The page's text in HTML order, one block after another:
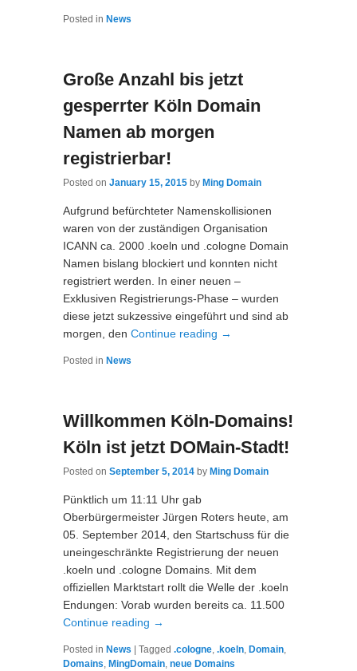
Posted in News
Große Anzahl bis jetzt
gesperrter Köln Domain
Namen ab morgen
registrierbar!
Posted on January 15, 2015 by Ming Domain
Aufgrund befürchteter Namenskollisionen
waren von der zuständigen Organisation
ICANN ca. 2000 .koeln und .cologne Domain
Namen bislang blockiert und konnten nicht
registriert werden. In einer neuen –
Exklusiven Registrierungs-Phase – wurden
diese jetzt sukzessive eingeführt und sind ab
morgen, den Continue reading →
Posted in News
Willkommen Köln-Domains!
Köln ist jetzt DOMain-Stadt!
Posted on September 5, 2014 by Ming Domain
Pünktlich um 11:11 Uhr gab
Oberbürgermeister Jürgen Roters heute, am
05. September 2014, den Startschuss für die
uneingeschränkte Registrierung der neuen
.koeln und .cologne Domains. Mit dem
offiziellen Marktstart rollt die Welle der .koeln
Endungen: Vorab wurden bereits ca. 11.500
Continue reading →
Posted in News Tagged .cologne, .koeln, Domain,
Domains, MingDomain, neue Domains